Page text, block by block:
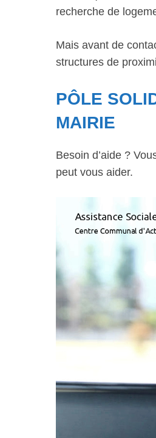
recherche de
Mais avant de
structures de
PÔLE
MAIRIE
Besoin d’aide ?
peut vous aider.